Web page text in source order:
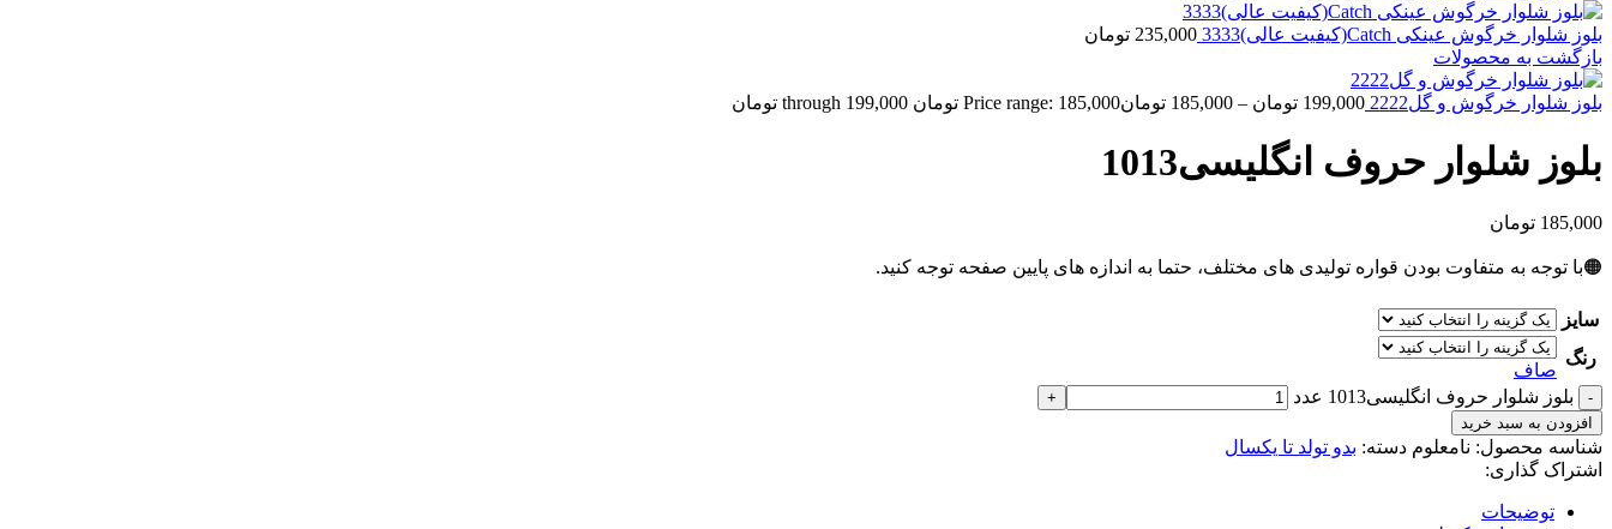
بلوز شلوار خرگوش عینکی Catch(کیفیت عالی)3333 235,000 تومان
بازگشت به محصولات
بلوز شلوار خرگوش و گل2222 199,000 تومان –
185,000 تومانPrice range: 185,000 تومان through 199,000 تومان
بلوز شلوار حروف انگلیسی1013
185,000 تومان
🟠با توجه به متفاوت بودن قواره تولیدی های مختلف، حتما به اندازه های پایین صفحه توجه کنید.
سایز
رنگ
صاف
بلوز شلوار حروف انگلیسی1013 عدد
افزودن به سبد خرید
شناسه محصول: نامعلوم دسته: بدو تولد تا یکسال
اشتراک گذاری:
توضیحات